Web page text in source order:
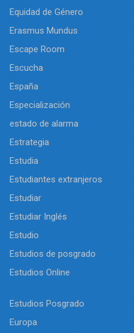
Equidad de Género
Erasmus Mundus
Escape Room
Escucha
España
Especialización
estado de alarma
Estrategia
Estudia
Estudiantes extranjeros
Estudiar
Estudiar Inglés
Estudio
Estudios de posgrado
Estudios Online
Estudios Posgrado
Europa